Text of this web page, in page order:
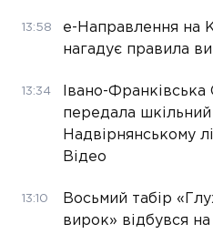
13:58
е-Направлення на
нагадує правила
13:34
Івано-
передала
Надвірнянському
Відео
13:10
Восьмий табір
вирок» відбувся